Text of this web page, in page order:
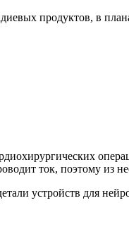
продуктов, в
ток, поэтому из
устройств для